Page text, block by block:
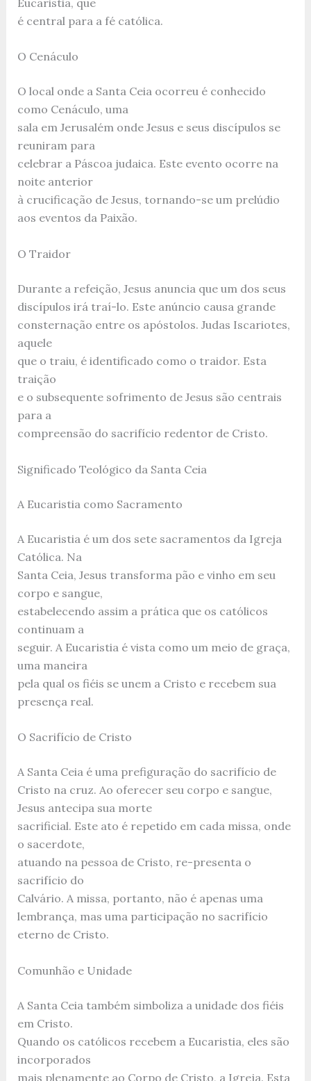
é central para a fé católica.
O Cenáculo
O local onde a Santa Ceia ocorreu é conhecido
como Cenáculo, uma
sala em Jerusalém onde Jesus e seus discípulos se
reuniram para
celebrar a Páscoa judaica. Este evento ocorre na
noite anterior
à crucificação de Jesus, tornando-se um prelúdio
aos eventos da Paixão.
O Traidor
Durante a refeição, Jesus anuncia que um dos seus
discípulos irá traí-lo. Este anúncio causa grande
consternação entre os apóstolos. Judas Iscariotes,
aquele
que o traiu, é identificado como o traidor. Esta
traição
e o subsequente sofrimento de Jesus são centrais
para a
compreensão do sacrifício redentor de Cristo.
Significado Teológico da Santa Ceia
A Eucaristia como Sacramento
A Eucaristia é um dos sete sacramentos da Igreja
Católica. Na
Santa Ceia, Jesus transforma pão e vinho em seu
corpo e sangue,
estabelecendo assim a prática que os católicos
continuam a
seguir. A Eucaristia é vista como um meio de graça,
uma maneira
pela qual os fiéis se unem a Cristo e recebem sua
presença real.
O Sacrifício de Cristo
A Santa Ceia é uma prefiguração do sacrifício de
Cristo na cruz. Ao oferecer seu corpo e sangue,
Jesus antecipa sua morte
sacrificial. Este ato é repetido em cada missa, onde
o sacerdote,
atuando na pessoa de Cristo, re-presenta o
sacrifício do
Calvário. A missa, portanto, não é apenas uma
lembrança, mas uma participação no sacrifício
eterno de Cristo.
Comunhão e Unidade
A Santa Ceia também simboliza a unidade dos fiéis
em Cristo.
Quando os católicos recebem a Eucaristia, eles são
incorporados
mais plenamente ao Corpo de Cristo, a Igreja. Esta